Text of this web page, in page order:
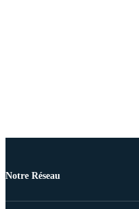
Notre Réseau